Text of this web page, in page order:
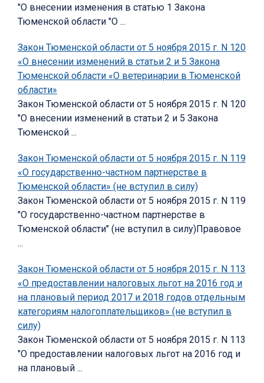
"О внесении изменения в статью 1 Закона
Тюменской области "О ...
Закон Тюменской области от 5 ноября 2015 г. N 120
«О внесении изменений в статьи 2 и 5 Закона
Тюменской области «О ветеринарии в Тюменской
области»
Закон Тюменской области от 5 ноября 2015 г. N 120
"О внесении изменений в статьи 2 и 5 Закона
Тюменской ...
Закон Тюменской области от 5 ноября 2015 г. N 119
«О государственно-частном партнерстве в
Тюменской области» (не вступил в силу)
Закон Тюменской области от 5 ноября 2015 г. N 119
"О государственно-частном партнерстве в
Тюменской области" (не вступил в силу)Правовое
...
Закон Тюменской области от 5 ноября 2015 г. N 113
«О предоставлении налоговых льгот на 2016 год и
на плановый период 2017 и 2018 годов отдельным
категориям налогоплательщиков» (не вступил в
силу)
Закон Тюменской области от 5 ноября 2015 г. N 113
"О предоставлении налоговых льгот на 2016 год и
на плановый ...